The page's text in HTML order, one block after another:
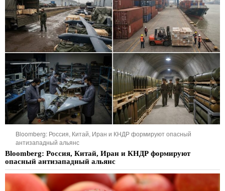
Bloomberg: Россия, Китай, Иран и КНДР формируют опасный
антизападный альянс
Bloomberg: Россия, Китай, Иран и КНДР формируют
опасный антизападный альянс